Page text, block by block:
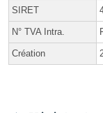
SIRET
N° TVA Intra.
Création